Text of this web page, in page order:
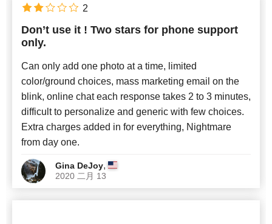
Don’t use it ! Two stars for phone support
only.
Can only add one photo at a time, limited
color/ground choices, mass marketing email on the
blink, online chat each response takes 2 to 3 minutes,
difficult to personalize and generic with few choices.
Extra charges added in for everything, Nightmare
from day one.
Gina DeJoy,
2020 二月 13
2